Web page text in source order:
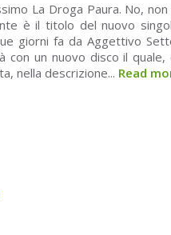
La Droga Paura. No, non
è il titolo del nuovo
giorni fa da Aggettivo
con un nuovo disco il
nella descrizione... Read